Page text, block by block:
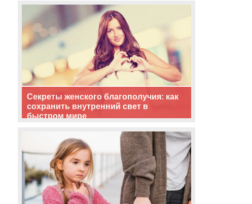
Секреты женского благополучия: как
сохранить внутренний свет в
быстром мире